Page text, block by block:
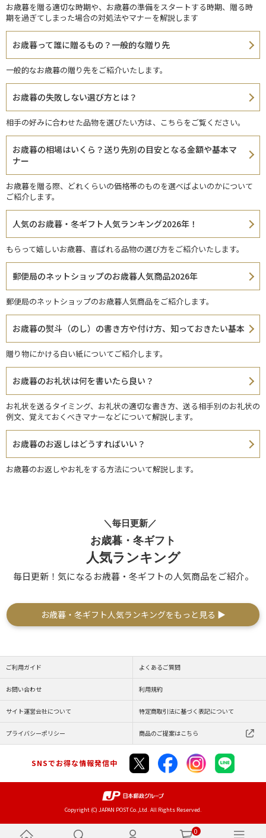
0
お歳暮を贈る適切な時期や、お歳暮の準備をスタートする時期、贈る時
期を過ぎてしまった場合の対処法やマナーを解説します
お歳暮って誰に贈るもの？一般的な贈り先
一般的なお歳暮の贈り先をご紹介いたします。
お歳暮の失敗しない選び方とは？
相手の好みに合わせた品物を選びたい方は、こちらをご覧ください。
お歳暮の相場はいくら？送り先別の目安となる金額や基本マ
ナー
お歳暮を贈る際、どれくらいの価格帯のものを選べばよいのかについて
ご紹介します。
人気のお歳暮・冬ギフト人気ランキング2026年！
もらって嬉しいお歳暮、喜ばれる品物の選び方をご紹介いたします。
郵便局のネットショップのお歳暮人気商品2026年
郵便局のネットショップのお歳暮人気商品をご紹介します。
お歳暮の熨斗（のし）の書き方や付け方、知っておきたい基本
贈り物にかける白い紙についてご紹介します。
お歳暮のお礼状は何を書いたら良い？
お礼状を送るタイミング、お礼状の適切な書き方、送る相手別のお礼状の
例文、覚えておくべきマナーなどについて解説します。
お歳暮のお返しはどうすればいい？
お歳暮のお返しやお礼をする方法について解説します。
＼毎日更新／
お歳暮・冬ギフト
人気ランキング
毎日更新！気になるお歳暮・冬ギフトの人気商品をご紹介。
お歳暮・冬ギフト人気ランキングをもっと見る ▶
ご利用ガイド よくあるご質問
お問い合わせ 利用規約
サイト運営会社について 特定商取引法に基づく表記について
プライバシーポリシー 商品のご提案はこちら
SNSでお得な情報発信中
Copyright (C) JAPAN POST Co.,Ltd. All Rights Reserved.